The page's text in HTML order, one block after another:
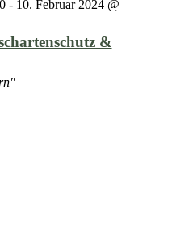
- 10. Februar 2024 @
&